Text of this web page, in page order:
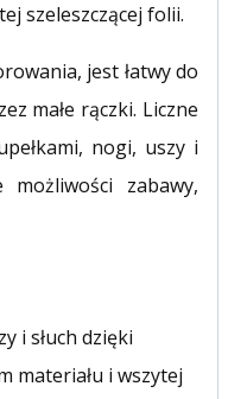
szeleszczącej folii.
jest łatwy do
małe rączki. Liczne
nogi, uszy i
możliwości zabawy,
i słuch dzięki
materiału i wszytej